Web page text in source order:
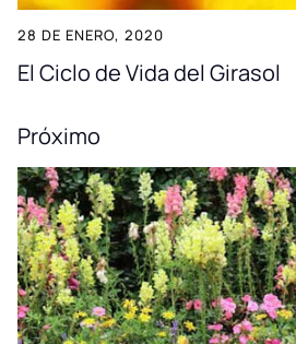
28 DE ENERO, 2020
El Ciclo de Vida del Girasol
Próximo